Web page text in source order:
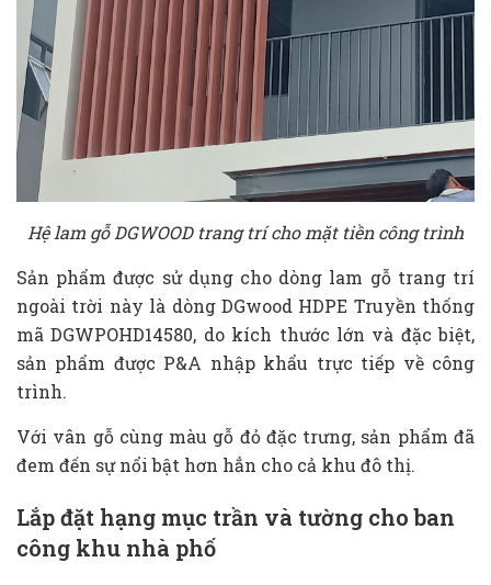
Hệ lam gỗ DGWOOD trang trí cho mặt tiền công trình
Sản phẩm được sử dụng cho dòng lam gỗ trang trí
ngoài trời này là dòng DGwood HDPE Truyền thống
mã DGWPOHD14580, do kích thước lớn và đặc biệt,
sản phẩm được P&A nhập khẩu trực tiếp về công
trình.
Với vân gỗ cùng màu gỗ đỏ đặc trưng, sản phẩm đã
đem đến sự nổi bật hơn hẳn cho cả khu đô thị.
Lắp đặt hạng mục trần và tường cho ban
công khu nhà phố